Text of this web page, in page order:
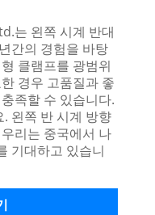
는 왼쪽 시계 반대
간의 경험을 바탕
클램프를 광범위
경우 고품질과 좋
족할 수 있습니다.
왼쪽 반 시계 방향
리는 중국에서 나
기대하고 있습니